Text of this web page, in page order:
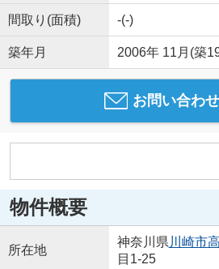
間取り(面積) -(-)
築年月 2006年 11月(築
お問い合わ
物件概要
所在地
神奈川県 川崎市
目1-25